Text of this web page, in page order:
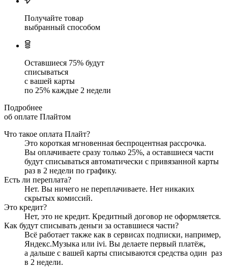
Получайте товар
выбранный способом
Оставшиеся 75% будут
списываться
с вашей карты
по 25% каждые 2 недели
Подробнее
об оплате Плайтом
Что такое оплата Плайт?
Это короткая мгновенная беспроцентная рассрочка.
Вы оплачиваете сразу только 25%, а оставшиеся части
будут списываться автоматически с привязанной карты
раз в 2 недели по графику.
Есть ли переплата?
Нет. Вы ничего не переплачиваете. Нет никаких
скрытых комиссий.
Это кредит?
Нет, это не кредит. Кредитный договор не оформляется.
Как будут списывать деньги за оставшиеся части?
Всё работает также как в сервисах подписки, например,
Яндекс.Музыка или ivi. Вы делаете первый платёж,
а дальше с вашей карты списываются средства один раз
в 2 недели.